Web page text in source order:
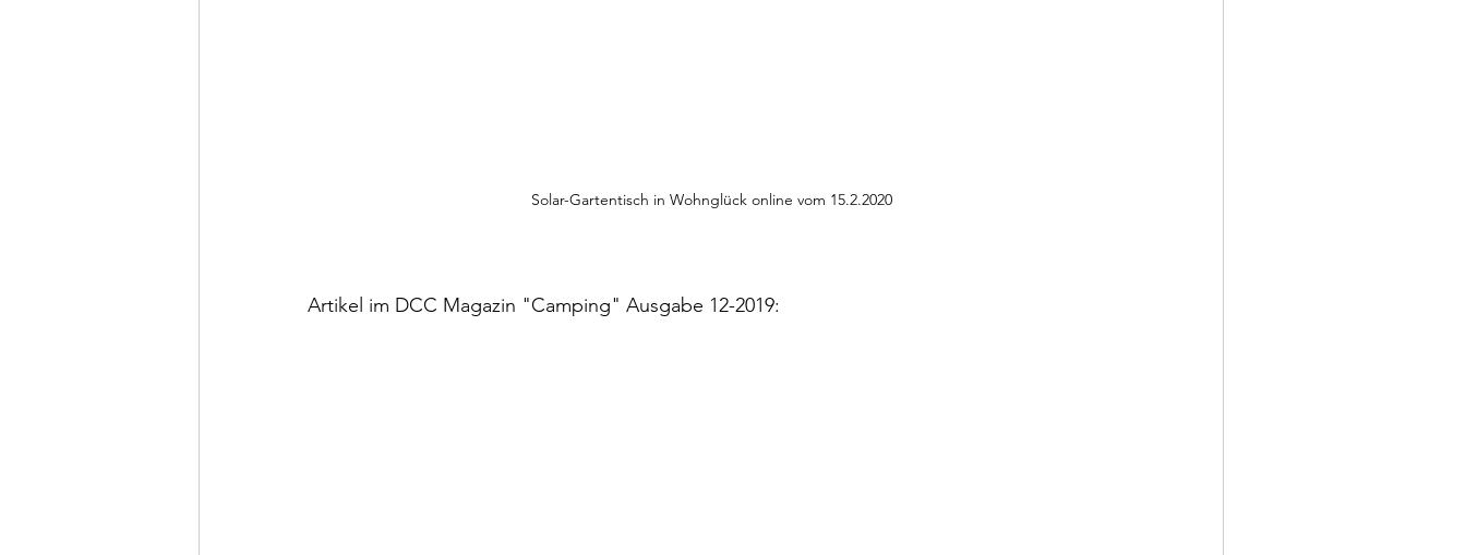
Solar-Gartentisch in Wohnglück online vom 15.2.2020
Artikel im DCC Magazin "Camping" Ausgabe 12-2019: